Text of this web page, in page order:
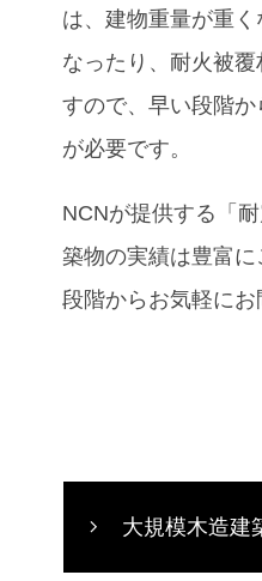
は、建物重量が重
なったり、耐火被
すので、早い段階
が必要です。
NCNが提供する「
築物の実績は豊富
段階からお気軽にお
大規模木造建